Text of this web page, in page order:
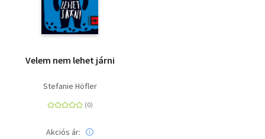
Velem nem lehet járni
Stefanie Höfler
Akciós ár: